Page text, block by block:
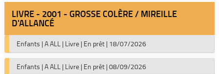
LIVRE - 2001 - GROSSE COLÈRE / MIREILLE
D'ALLANCÉ
Enfants | A ALL | Livre | En prêt | 18/07/2026
Enfants | A ALL | Livre | En prêt | 08/09/2026